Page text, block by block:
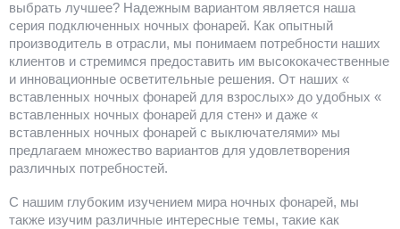
выбрать лучшее? Надежным вариантом является наша
серия подключенных ночных фонарей. Как опытный
производитель в отрасли, мы понимаем потребности наших
клиентов и стремимся предоставить им высококачественные
и инновационные осветительные решения. От наших «
вставленных ночных фонарей для взрослых» до удобных «
вставленных ночных фонарей для стен» и даже «
вставленных ночных фонарей с выключателями» мы
предлагаем множество вариантов для удовлетворения
различных потребностей.
С нашим глубоким изучением мира ночных фонарей, мы
также изучим различные интересные темы, такие как